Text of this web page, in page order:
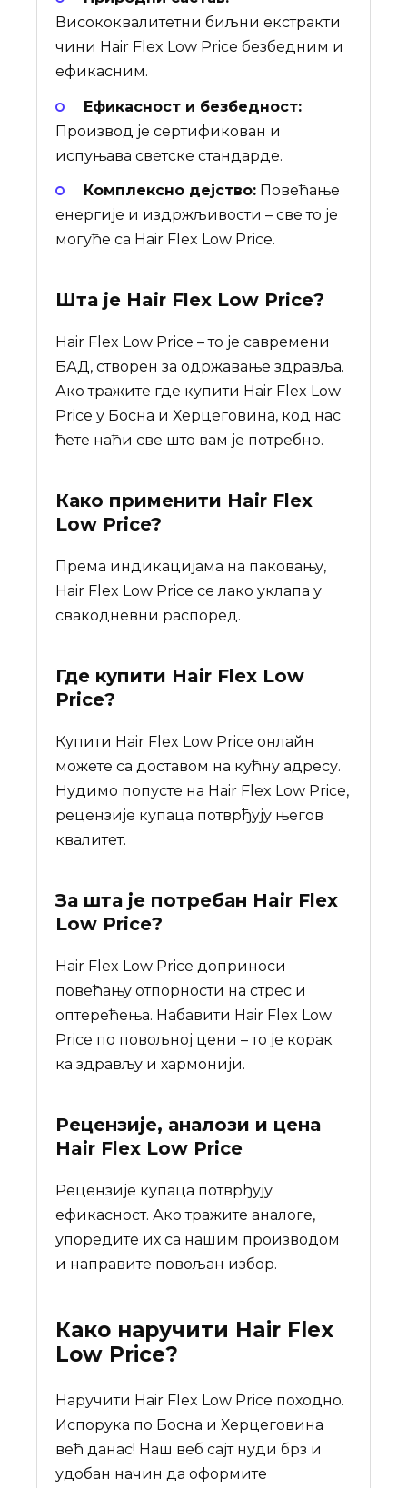
Висококвалитетни биљни екстракти
чини Hair Flex Low Price безбедним и
ефикасним.
Ефикасност и безбедност:
Производ је сертификован и
испуњава светске стандарде.
Комплексно дејство: Повећање
енергије и издржљивости – све то је
могуће са Hair Flex Low Price.
Шта је Hair Flex Low Price?
Hair Flex Low Price – то је савремени
БАД, створен за одржавање здравља.
Ако тражите где купити Hair Flex Low
Price у Босна и Херцеговина, код нас
ћете наћи све што вам је потребно.
Како применити Hair Flex
Low Price?
Према индикацијама на паковању,
Hair Flex Low Price се лако уклапа у
свакодневни распоред.
Где купити Hair Flex Low
Price?
Купити Hair Flex Low Price онлайн
можете са доставом на кућну адресу.
Нудимо попусте на Hair Flex Low Price,
рецензије купаца потврђују његов
квалитет.
За шта је потребан Hair Flex
Low Price?
Hair Flex Low Price доприноси
повећању отпорности на стрес и
оптерећења. Набавити Hair Flex Low
Price по повољној цени – то је корак
ка здрављу и хармонији.
Рецензије, аналози и цена
Hair Flex Low Price
Рецензије купаца потврђују
ефикасност. Ако тражите аналоге,
упоредите их са нашим производом
и направите повољан избор.
Како наручити Hair Flex
Low Price?
Наручити Hair Flex Low Price походно.
Испорука по Босна и Херцеговина
већ данас! Наш веб сајт нуди брз и
удобан начин да оформите